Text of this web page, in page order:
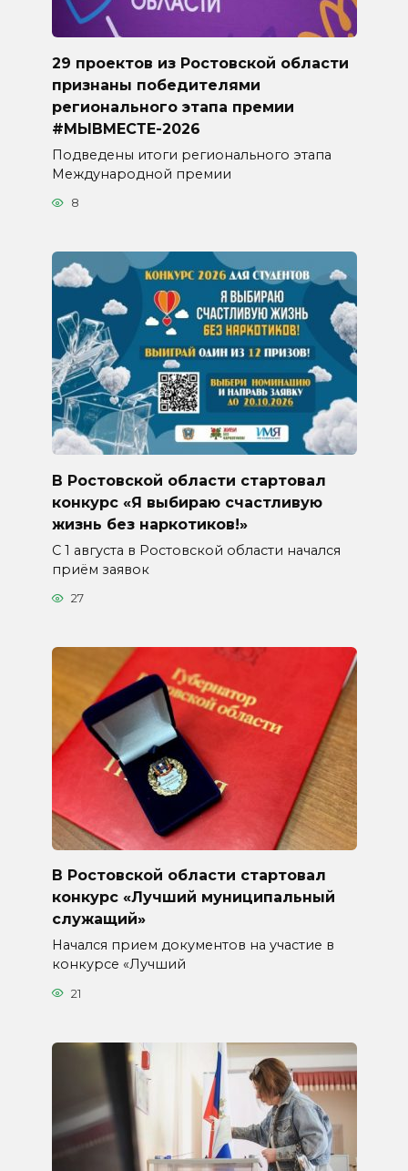
29 проектов из Ростовской области
признаны победителями
регионального этапа премии
#МЫВМЕСТЕ-2026
Подведены итоги регионального этапа
Международной премии
8
В Ростовской области стартовал
конкурс «Я выбираю счастливую
жизнь без наркотиков!»
С 1 августа в Ростовской области начался
приём заявок
27
В Ростовской области стартовал
конкурс «Лучший муниципальный
служащий»
Начался прием документов на участие в
конкурсе «Лучший
21